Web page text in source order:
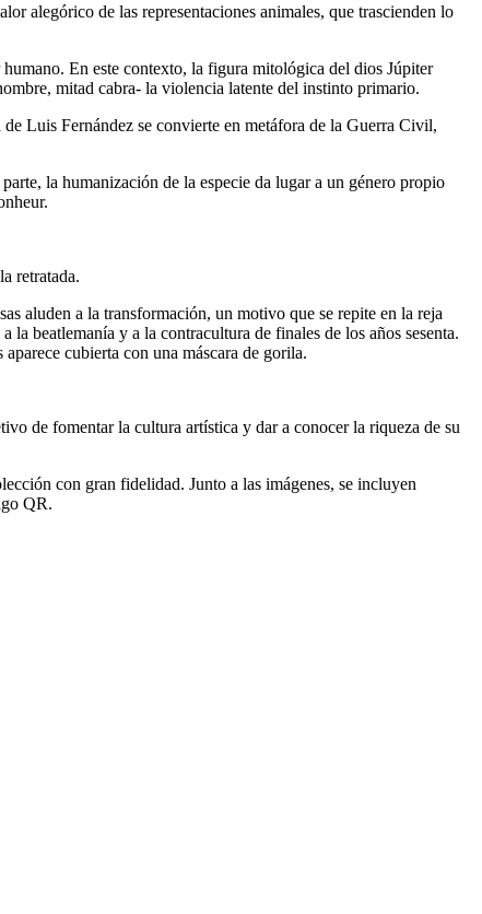
alegórico de las representaciones animales, que trascienden lo
En este contexto, la figura mitológica del dios Júpiter
mitad cabra- la violencia latente del instinto primario.
de Luis Fernández se convierte en metáfora de la Guerra Civil,
la humanización de la especie da lugar a un género propio
retratada.
aluden a la transformación, un motivo que se repite en la reja
la beatlemanía y a la contracultura de finales de los años sesenta.
cubierta con una máscara de gorila.
de fomentar la cultura artística y dar a conocer la riqueza de su
con gran fidelidad. Junto a las imágenes, se incluyen
QR.